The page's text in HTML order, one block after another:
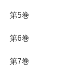
第5巻
第6巻
第7巻